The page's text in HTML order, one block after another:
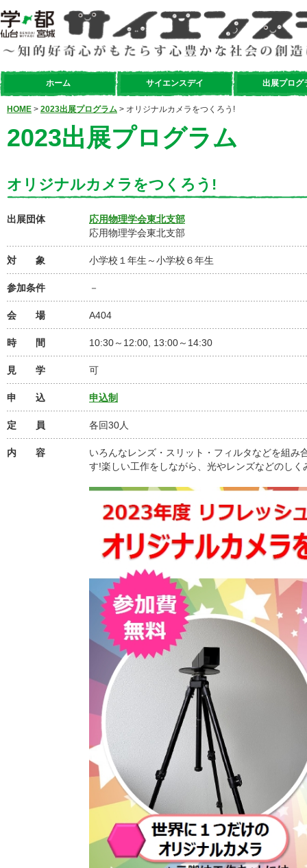
ホーム サイエンスデイ 出展プログ
HOME > 2023出展プログラム > オリジナルカメラをつくろう!
2023出展プログラム
オリジナルカメラをつくろう!
出展団体
応用物理学会東北支部
応用物理学会東北支部
対 象 小学校１年生～小学校６年生
参加条件 －
会 場 A404
時 間 10:30～12:00, 13:00～14:30
見 学 可
申 込 申込制
定 員 各回30人
内 容
いろんなレンズ・スリット・フィルタなどを組み
す!楽しい工作をしながら、光やレンズなどのし